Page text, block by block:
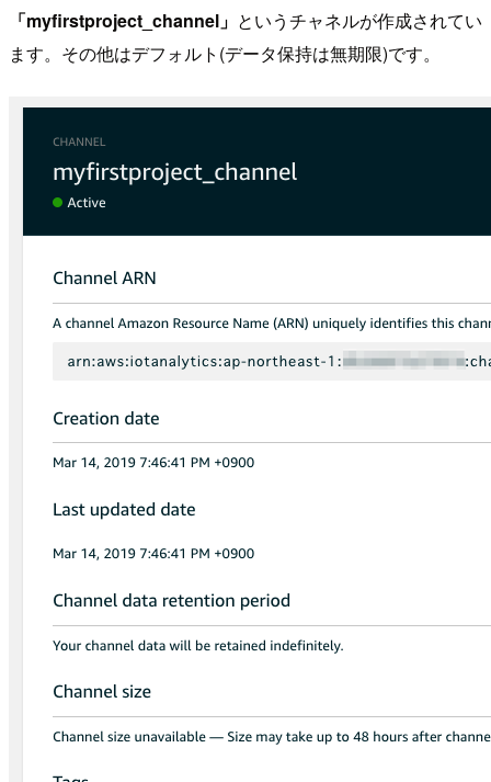
「myfirstproject_channel」 というチャネルが作成されてい
ます。その他はデフォルト(データ保持は無期限)です。